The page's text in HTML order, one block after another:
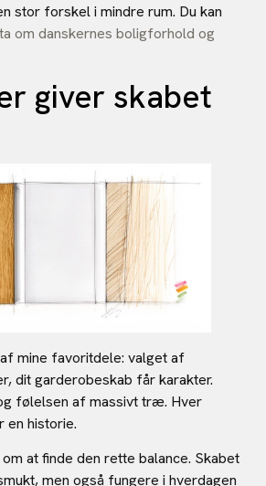
stor forskel i mindre rum. Du kan
om danskernes boligforhold og
giver skabet
mine favoritdele: valget af
dit garderobeskab får karakter.
følelsen af massivt træ. Hver
historie.
at finde den rette balance. Skabet
men også fungere i hverdagen